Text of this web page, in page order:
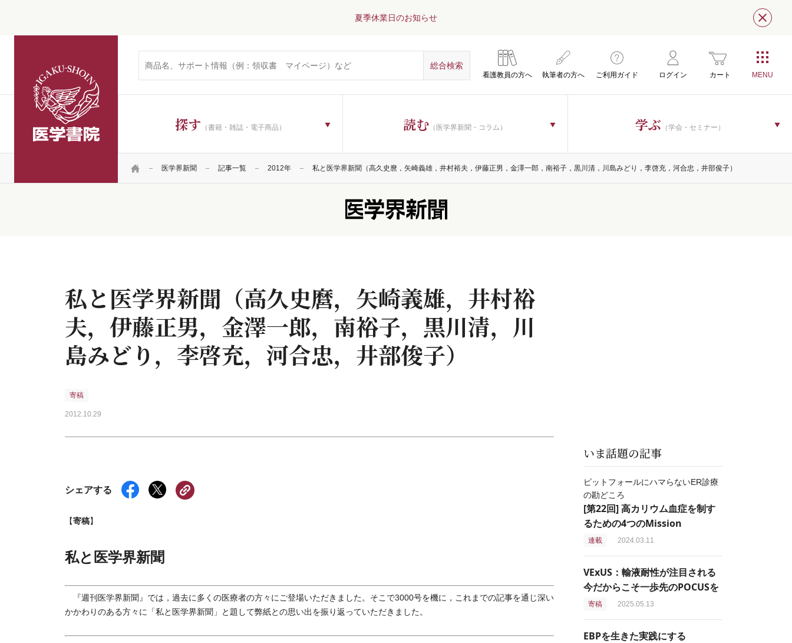
夏季休業日のお知らせ 閉じ
看護教員の方へ 執筆者の方へ ご利用ガイド ログイン カート
探す （書籍・雑誌・電子商品） 読む （医学界新聞・コラム） 学ぶ （学会・セミナー）
HOME 医学界新聞 記事一覧 2012年 私と医学界新聞（高久史麿，矢崎義雄，井村裕夫，伊藤正男，金澤一郎，南裕子，黒川清，川島みどり，李啓充，河合忠，井部俊子）
私と医学界新聞（高久史麿，矢崎義雄，井村裕
夫，伊藤正男，金澤一郎，南裕子，黒川清，川
島みどり，李啓充，河合忠，井部俊子）
寄稿
2012.10.29
シェアする
【寄稿】
私と医学界新聞
『週刊医学界新聞』では，過去に多くの医療者の方々にご登場いただきました。そこで3000号を機に，これまでの記事を通じ深い
かかわりのある方々に「私と医学界新聞」と題して弊紙との思い出を振り返っていただきました。
いま話題の記事
ピットフォールにハマらないER診療
の勘どころ
[第22回] 高カリウム血症を制す
るための4つのMission
連載 2024.03.11
VExUS：輸液耐性が注目される
今だからこそ一歩先のPOCUSを
寄稿 2025.05.13
EBPを生きた実践にする